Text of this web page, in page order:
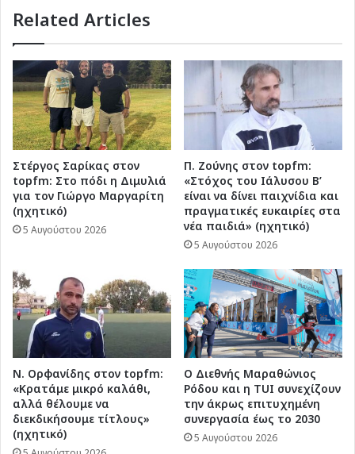
(ηχητικό)
Related Articles
Στέργος Σαρίκας στον
topfm: Στο πόδι η Διμυλιά
για τον Γιώργο Μαργαρίτη
(ηχητικό)
5 Αυγούστου 2026
Π. Ζούνης στον topfm:
«Στόχος του Ιάλυσου Β’
είναι να δίνει παιχνίδια και
πραγματικές ευκαιρίες στα
νέα παιδιά» (ηχητικό)
5 Αυγούστου 2026
Ν. Ορφανίδης στον topfm:
«Κρατάμε μικρό καλάθι,
αλλά θέλουμε να
διεκδικήσουμε τίτλους»
(ηχητικό)
Ο Διεθνής Μαραθώνιος
Ρόδου και η TUI συνεχίζουν
την άκρως επιτυχημένη
συνεργασία έως το 2030
5 Αυγούστου 2026